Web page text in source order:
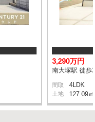
3,290万円
南大塚駅 徒歩
間取 4LDK
土地 127.09㎡